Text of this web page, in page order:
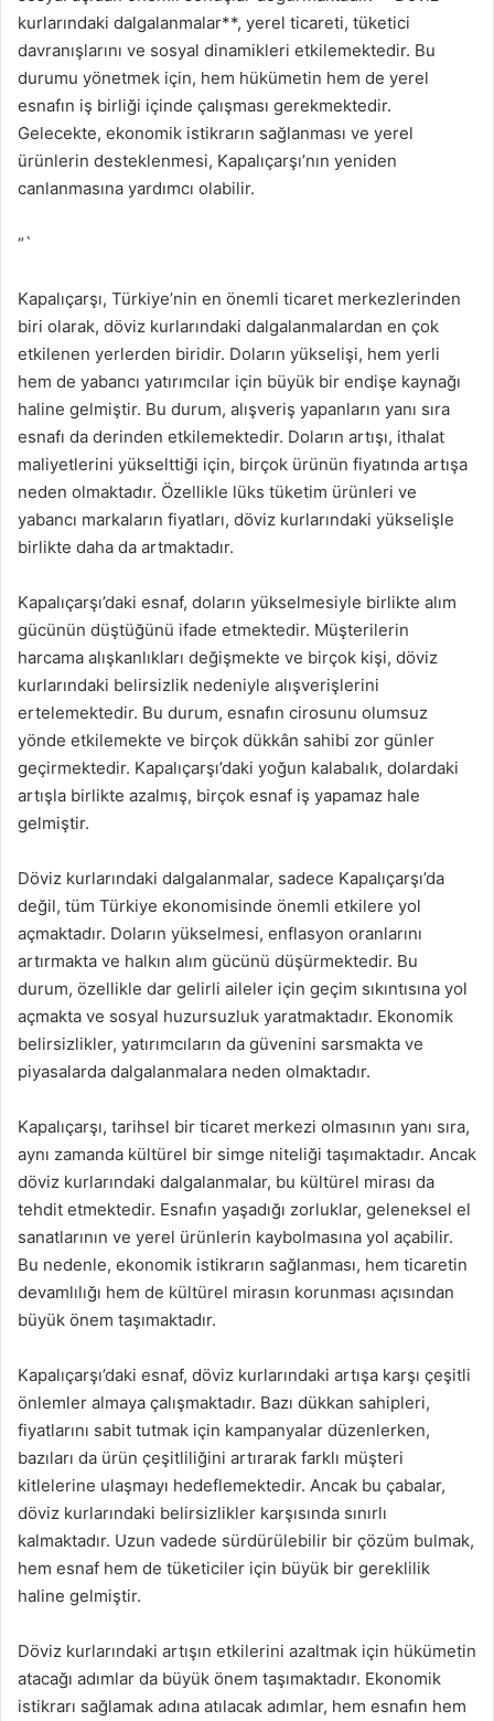
kurlarındaki dalgalanmalar**, yerel ticareti, tüketici
davranışlarını ve sosyal dinamikleri etkilemektedir. Bu
durumu yönetmek için, hem hükümetin hem de yerel
esnafın iş birliği içinde çalışması gerekmektedir.
Gelecekte, ekonomik istikrarın sağlanması ve yerel
ürünlerin desteklenmesi, Kapalıçarşı’nın yeniden
canlanmasına yardımcı olabilir.
“`
Kapalıçarşı, Türkiye’nin en önemli ticaret merkezlerinden
biri olarak, döviz kurlarındaki dalgalanmalardan en çok
etkilenen yerlerden biridir. Doların yükselişi, hem yerli
hem de yabancı yatırımcılar için büyük bir endişe kaynağı
haline gelmiştir. Bu durum, alışveriş yapanların yanı sıra
esnafı da derinden etkilemektedir. Doların artışı, ithalat
maliyetlerini yükselttiği için, birçok ürünün fiyatında artışa
neden olmaktadır. Özellikle lüks tüketim ürünleri ve
yabancı markaların fiyatları, döviz kurlarındaki yükselişle
birlikte daha da artmaktadır.
Kapalıçarşı’daki esnaf, doların yükselmesiyle birlikte alım
gücünün düştüğünü ifade etmektedir. Müşterilerin
harcama alışkanlıkları değişmekte ve birçok kişi, döviz
kurlarındaki belirsizlik nedeniyle alışverişlerini
ertelemektedir. Bu durum, esnafın cirosunu olumsuz
yönde etkilemekte ve birçok dükkân sahibi zor günler
geçirmektedir. Kapalıçarşı’daki yoğun kalabalık, dolardaki
artışla birlikte azalmış, birçok esnaf iş yapamaz hale
gelmiştir.
Döviz kurlarındaki dalgalanmalar, sadece Kapalıçarşı’da
değil, tüm Türkiye ekonomisinde önemli etkilere yol
açmaktadır. Doların yükselmesi, enflasyon oranlarını
artırmakta ve halkın alım gücünü düşürmektedir. Bu
durum, özellikle dar gelirli aileler için geçim sıkıntısına yol
açmakta ve sosyal huzursuzluk yaratmaktadır. Ekonomik
belirsizlikler, yatırımcıların da güvenini sarsmakta ve
piyasalarda dalgalanmalara neden olmaktadır.
Kapalıçarşı, tarihsel bir ticaret merkezi olmasının yanı sıra,
aynı zamanda kültürel bir simge niteliği taşımaktadır. Ancak
döviz kurlarındaki dalgalanmalar, bu kültürel mirası da
tehdit etmektedir. Esnafın yaşadığı zorluklar, geleneksel el
sanatlarının ve yerel ürünlerin kaybolmasına yol açabilir.
Bu nedenle, ekonomik istikrarın sağlanması, hem ticaretin
devamlılığı hem de kültürel mirasın korunması açısından
büyük önem taşımaktadır.
Kapalıçarşı’daki esnaf, döviz kurlarındaki artışa karşı çeşitli
önlemler almaya çalışmaktadır. Bazı dükkan sahipleri,
fiyatlarını sabit tutmak için kampanyalar düzenlerken,
bazıları da ürün çeşitliliğini artırarak farklı müşteri
kitlelerine ulaşmayı hedeflemektedir. Ancak bu çabalar,
döviz kurlarındaki belirsizlikler karşısında sınırlı
kalmaktadır. Uzun vadede sürdürülebilir bir çözüm bulmak,
hem esnaf hem de tüketiciler için büyük bir gereklilik
haline gelmiştir.
Döviz kurlarındaki artışın etkilerini azaltmak için hükümetin
atacağı adımlar da büyük önem taşımaktadır. Ekonomik
istikrarı sağlamak adına atılacak adımlar, hem esnafın hem